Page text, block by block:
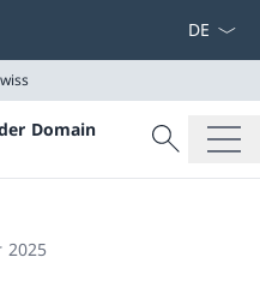
Domain
Suche
Suche
2025